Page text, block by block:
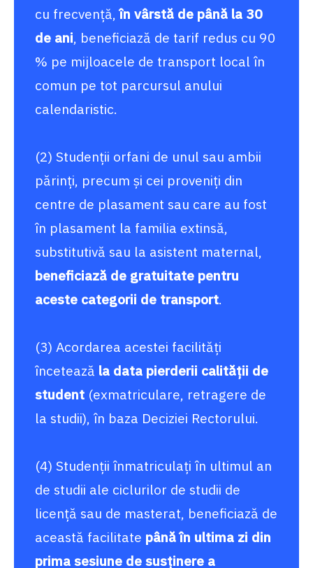
cu frecvenţă,în vârstă de până la 30
de ani, beneficiază de tarif redus cu 90
% pe mijloacele de transport local în
comun pe tot parcursul anului
calendaristic.
(2) Studenţii orfani de unul sau ambii
părinți, precum și cei proveniţi din
centre de plasament sau care au fost
în plasament la familia extinsă,
substitutivă sau la asistent maternal,
beneficiază de gratuitate pentru
aceste categorii de transport.
(3) Acordarea acestei facilități
încetează la data pierderii calității de
student (exmatriculare, retragere de
la studii), în baza Deciziei Rectorului.
(4) Studenţii înmatriculaţi în ultimul an
de studii ale ciclurilor de studii de
licenţă sau de masterat, beneficiază de
această facilitate până în ultima zi din
prima sesiune de susţinere a